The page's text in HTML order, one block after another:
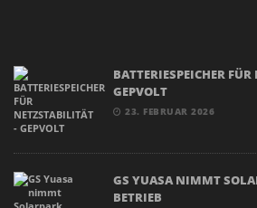
BATTERIESPEICHER
GEPVOLT
23. FEBRUAR 2026
GS YUASA NIMMT
BETRIEB